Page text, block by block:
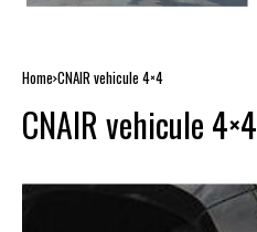
Home CNAIR vehicule 4×4
CNAIR vehicule 4×4